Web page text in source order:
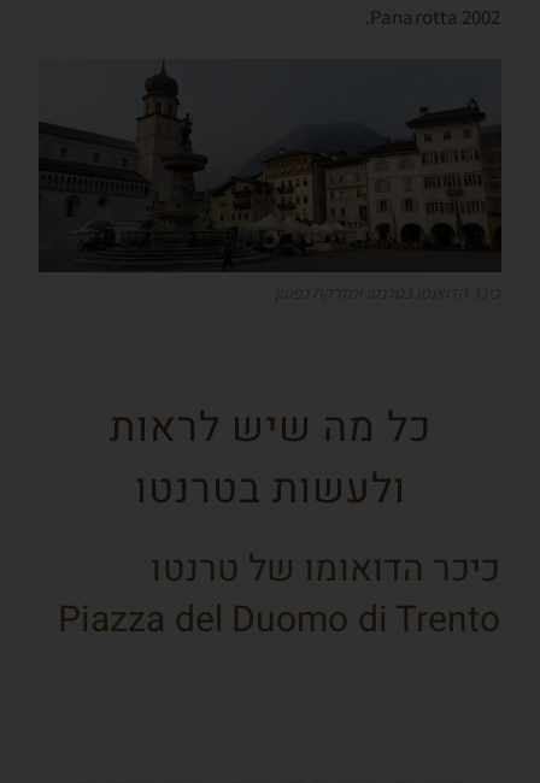
Panarotta 2002.
כל מה שיש לראות
ולעשות בטרנטו
כיכר הדואומו של טרנטו
Piazza del Duomo di Trento